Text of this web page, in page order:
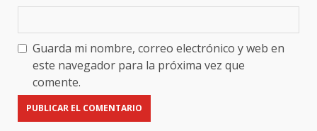
Guarda mi nombre, correo electrónico y web en
este navegador para la próxima vez que
comente.